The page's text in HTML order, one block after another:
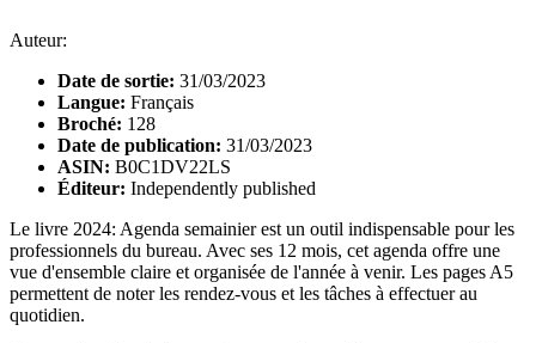
Auteur:
Date de sortie: 31/03/2023
Langue: Français
Broché: 128
Date de publication: 31/03/2023
ASIN: B0C1DV22LS
Éditeur: Independently published
Le livre 2024: Agenda semainier est un outil indispensable pour les
professionnels du bureau. Avec ses 12 mois, cet agenda offre une
vue d'ensemble claire et organisée de l'année à venir. Les pages A5
permettent de noter les rendez-vous et les tâches à effectuer au
quotidien.